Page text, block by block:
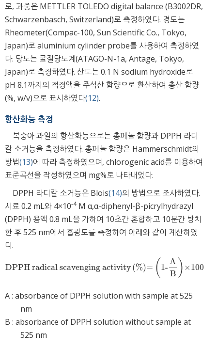
로, 과중은 METTLER TOLEDO digital balance (B3002DR,
Schwarzenbasch, Switzerland)로 측정하였다. 경도는
Rheometer(Compac-100, Sun Scientific Co., Tokyo,
Japan)로 aluminium cylinder probe를 사용하여 측정하였
다. 당도는 굴절당도계(ATAGO-N-1a, Antage, Tokyo,
Japan)로 측정하였다. 산도는 0.1 N sodium hydroxide로
pH 8.1까지의 적정액을 주석산 함량으로 환산하여 총산 함량
(%, w/v)으로 표시하였다(12).
항산화능 측정
복숭아 과일의 항산화능으로는 총페놀 함량과 DPPH 라디
칼 소거능을 측정하였다. 총페놀 함량은 Hammerschmidt의
방법(13)에 따라 측정하였으며, chlorogenic acid를 이용하여
표준곡선을 작성하였으며 mg%로 나타내었다.
DPPH 라디칼 소거능은 Blois(14)의 방법으로 조사하였다.
시료 0.2 mL와 4×10-4M α,α-diphenyl-β-picrylhydrazyl
(DPPH) 용액 0.8 mL을 가하여 10초간 혼합하고 10분간 방치
한 후 525 nm에서 흡광도를 측정하여 아래와 같이 계산하였
다.
DPPH radical scavenging activity(%)= ( 1-
A
B ) ×100
DPPH radical scavenging activity%=1- AB×100
A : absorbance of DPPH solution with sample at 525
nm
B : absorbance of DPPH solution without sample at
525 nm